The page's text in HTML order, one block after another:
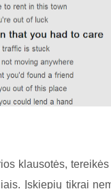
klausotės,
Įskiepių tikrai